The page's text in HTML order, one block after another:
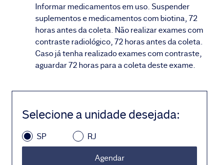
Informar medicamentos em uso. Suspender
suplementos e medicamentos com biotina, 72
horas antes da coleta. Não realizar exames com
contraste radiológico, 72 horas antes da coleta.
Caso já tenha realizado exames com contraste,
aguardar 72 horas para a coleta deste exame.
Selecione a unidade desejada:
SP RJ
Agendar